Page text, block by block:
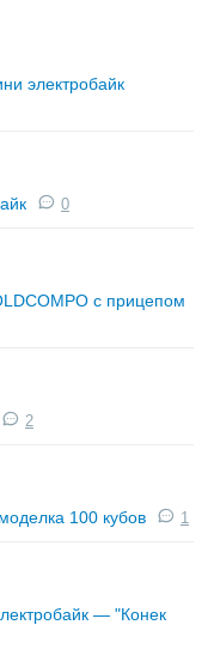
электробайк
0
с прицепом
2
100 кубов 1
— "Конек